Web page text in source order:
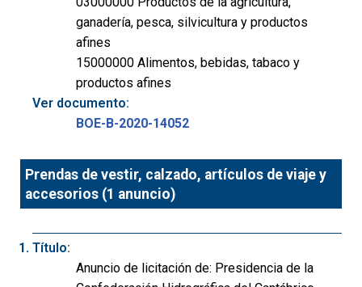
ganadería, pesca, silvicultura y productos
afines
15000000 Alimentos, bebidas, tabaco y
productos afines
Ver documento:
BOE-B-2020-14052
Prendas de vestir, calzado, artículos de viaje y
accesorios (1 anuncio)
Título:
Anuncio de licitación de: Presidencia de la